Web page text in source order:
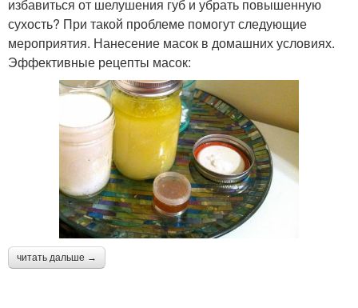
избавиться от шелушения губ и убрать повышенную
сухость? При такой проблеме помогут следующие
мероприятия. Нанесение масок в домашних условиях.
Эффективные рецепты масок:
читать дальше →